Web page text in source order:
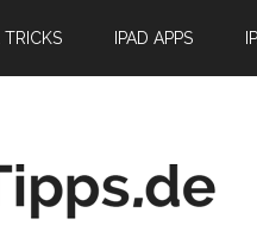
TRICKS IPAD APPS